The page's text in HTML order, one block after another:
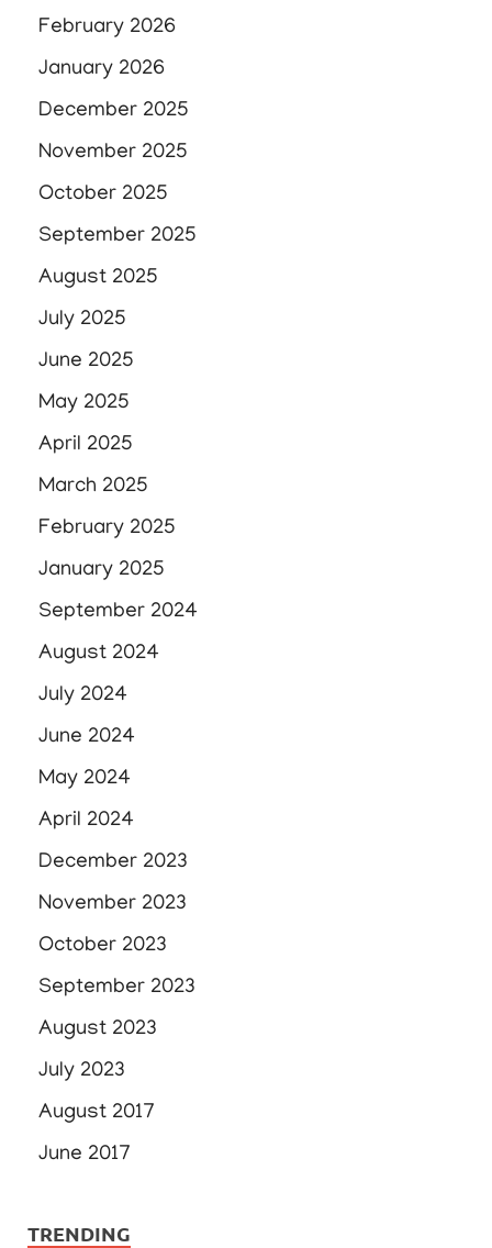
February 2026
January 2026
December 2025
November 2025
October 2025
September 2025
August 2025
July 2025
June 2025
May 2025
April 2025
March 2025
February 2025
January 2025
September 2024
August 2024
July 2024
June 2024
May 2024
April 2024
December 2023
November 2023
October 2023
September 2023
August 2023
July 2023
August 2017
June 2017
TRENDING